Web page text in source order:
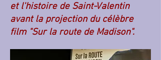
et l'histoire de Saint-Valentin
avant la projection du célèbre
film "Sur la route de Madison".